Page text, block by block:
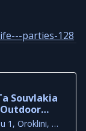
parties-128
Souvlakia
Christofi Eleftheriou 1, Oroklini, Larnaca